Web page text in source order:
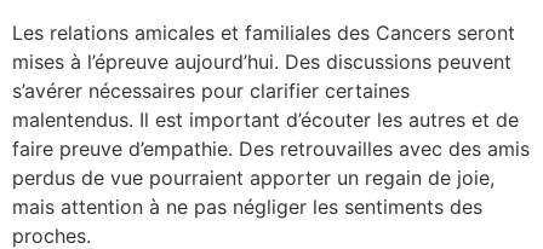
Les relations amicales et familiales des Cancers seront
mises à l’épreuve aujourd’hui. Des discussions peuvent
s’avérer nécessaires pour clarifier certaines
malentendus. Il est important d’écouter les autres et de
faire preuve d’empathie. Des retrouvailles avec des amis
perdus de vue pourraient apporter un regain de joie,
mais attention à ne pas négliger les sentiments des
proches.